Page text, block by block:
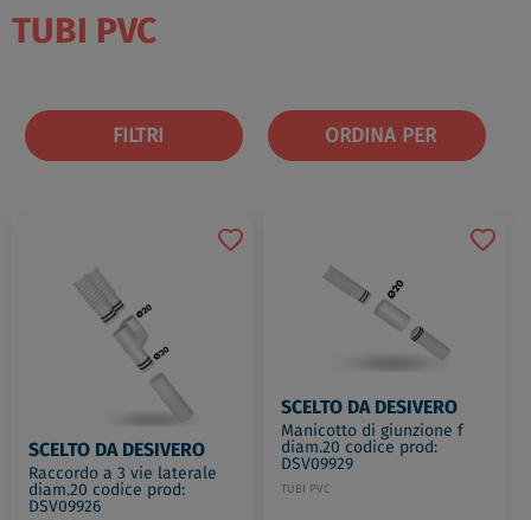
TUBI PVC
FILTRI ORDINA PER
SCELTO DA DESIVERO
Raccordo a 3 vie laterale
diam.20 codice prod:
DSV09926
SCELTO DA DESIVERO
Manicotto di giunzione f
diam.20 codice prod:
DSV09929
TUBI PVC